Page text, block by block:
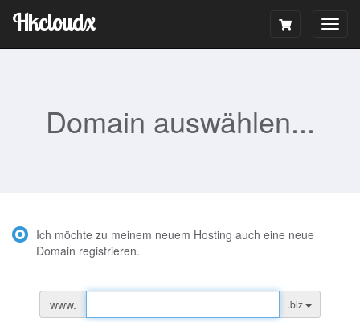
Hkcloudx
Domain auswählen...
Ich möchte zu meinem neuem Hosting auch eine neue
Domain registrieren.
www. .biz